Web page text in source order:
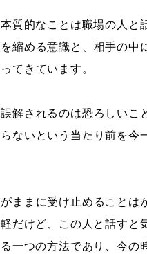
的なことは職場の人と
縮める意識と、相手の中
てきています。
されるのは恐ろしいこ
ないという当たり前を今
ままに受け止めること
だけど、この人と話すと
一つの方法であり、今の